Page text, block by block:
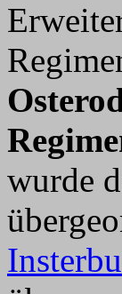
wurde